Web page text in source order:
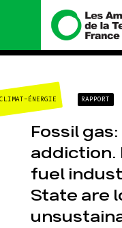
Nous connaître
Histoire
Missions et
Valeurs
Équipes et
fonctionnement
Le réseau dans le
monde
CLIMAT-ÉNERGIE RAPPORT
Fossil
addiction.
fuel
State are